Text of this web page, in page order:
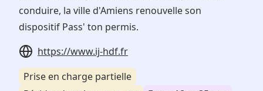
conduire, la ville d'Amiens renouvelle son
dispositif Pass' ton permis.
https://www.ij-hdf.fr
Prise en charge partielle